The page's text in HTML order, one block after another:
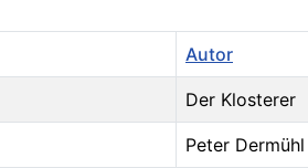
Autor
Der Klosterer
Peter Dermühl